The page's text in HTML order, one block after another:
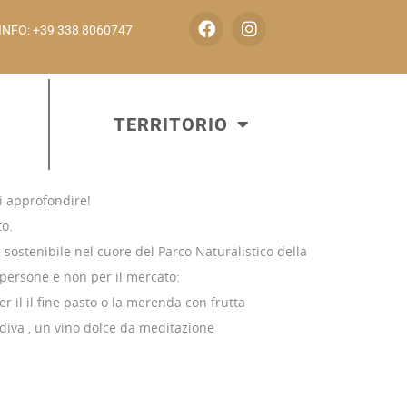
INFO: +39 338 8060747
TERRITORIO
approfondire!
nel cuore del Parco Naturalistico della
e non per il mercato:
il il fine pasto o la merenda con frutta
, un vino dolce da meditazione